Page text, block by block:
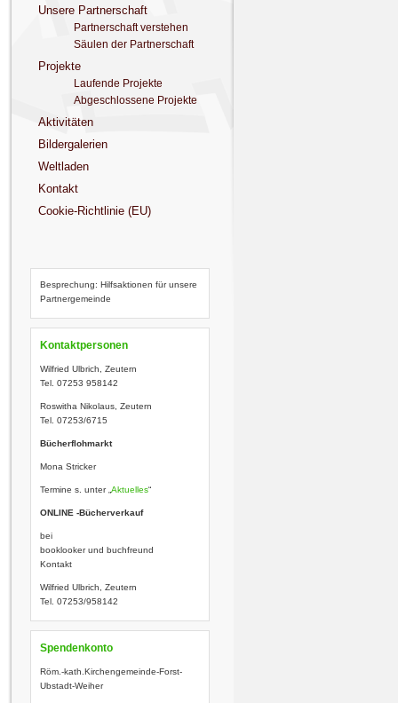
Unsere Partnerschaft
Partnerschaft verstehen
Säulen der Partnerschaft
Projekte
Laufende Projekte
Abgeschlossene Projekte
Aktivitäten
Bildergalerien
Weltladen
Kontakt
Cookie-Richtlinie (EU)
Besprechung: Hilfsaktionen für unsere
Partnergemeinde
Kontaktpersonen
Wilfried Ulbrich, Zeutern
Tel. 07253 958142
Roswitha Nikolaus, Zeutern
Tel. 07253/6715
Bücherflohmarkt
Mona Stricker
Termine s. unter „Aktuelles“
ONLINE -Bücherverkauf
bei
booklooker und buchfreund
Kontakt
Wilfried Ulbrich, Zeutern
Tel. 07253/958142
Spendenkonto
Röm.-kath.Kirchengemeinde-­Forst-
Ubstadt-Weiher